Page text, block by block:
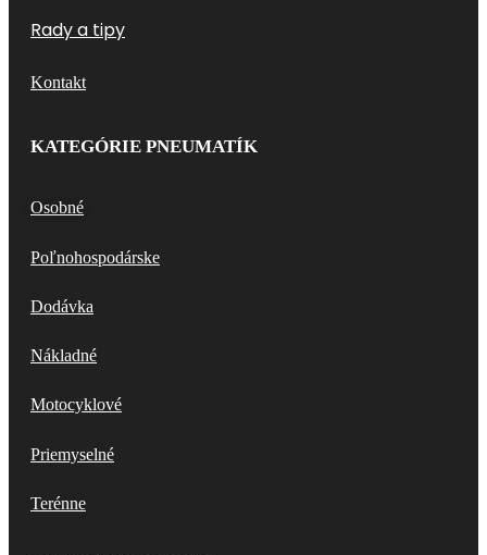
Rady a tipy
Kontakt
KATEGÓRIE PNEUMATÍK
Osobné
Poľnohospodárske
Dodávka
Nákladné
Motocyklové
Priemyselné
Terénne